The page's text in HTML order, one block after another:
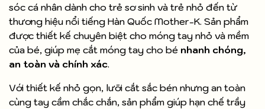
sóc cá nhân dành cho trẻ sơ sinh và trẻ nhỏ đến từ
thương hiệu nổi tiếng Hàn Quốc Mother-K. Sản phẩm
được thiết kế chuyên biệt cho móng tay nhỏ và mềm
của bé, giúp mẹ cắt móng tay cho bé nhanh chóng,
an toàn và chính xác.
Với thiết kế nhỏ gọn, lưỡi cắt sắc bén nhưng an toàn
cùng tay cầm chắc chắn, sản phẩm giúp hạn chế trầy